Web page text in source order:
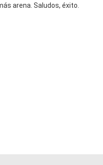
arena. Saludos, éxito.